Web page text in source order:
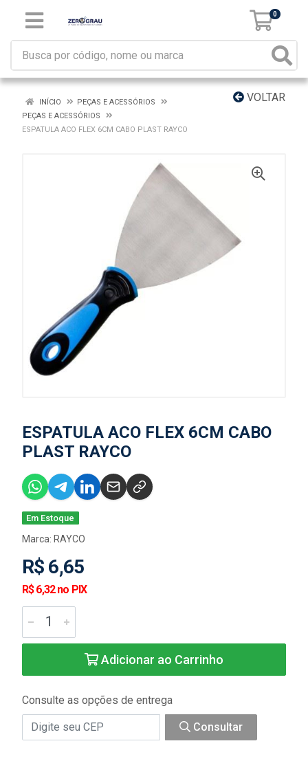
0
VOLTAR
INÍCIO
PEÇAS E ACESSÓRIOS
PEÇAS E ACESSÓRIOS
ESPATULA ACO FLEX 6CM CABO PLAST RAYCO
ESPATULA ACO FLEX 6CM CABO
PLAST RAYCO
Em Estoque
Marca: RAYCO
R$ 6,65
R$ 6,32 no PIX
Adicionar ao Carrinho
Consulte as opções de entrega
Consultar